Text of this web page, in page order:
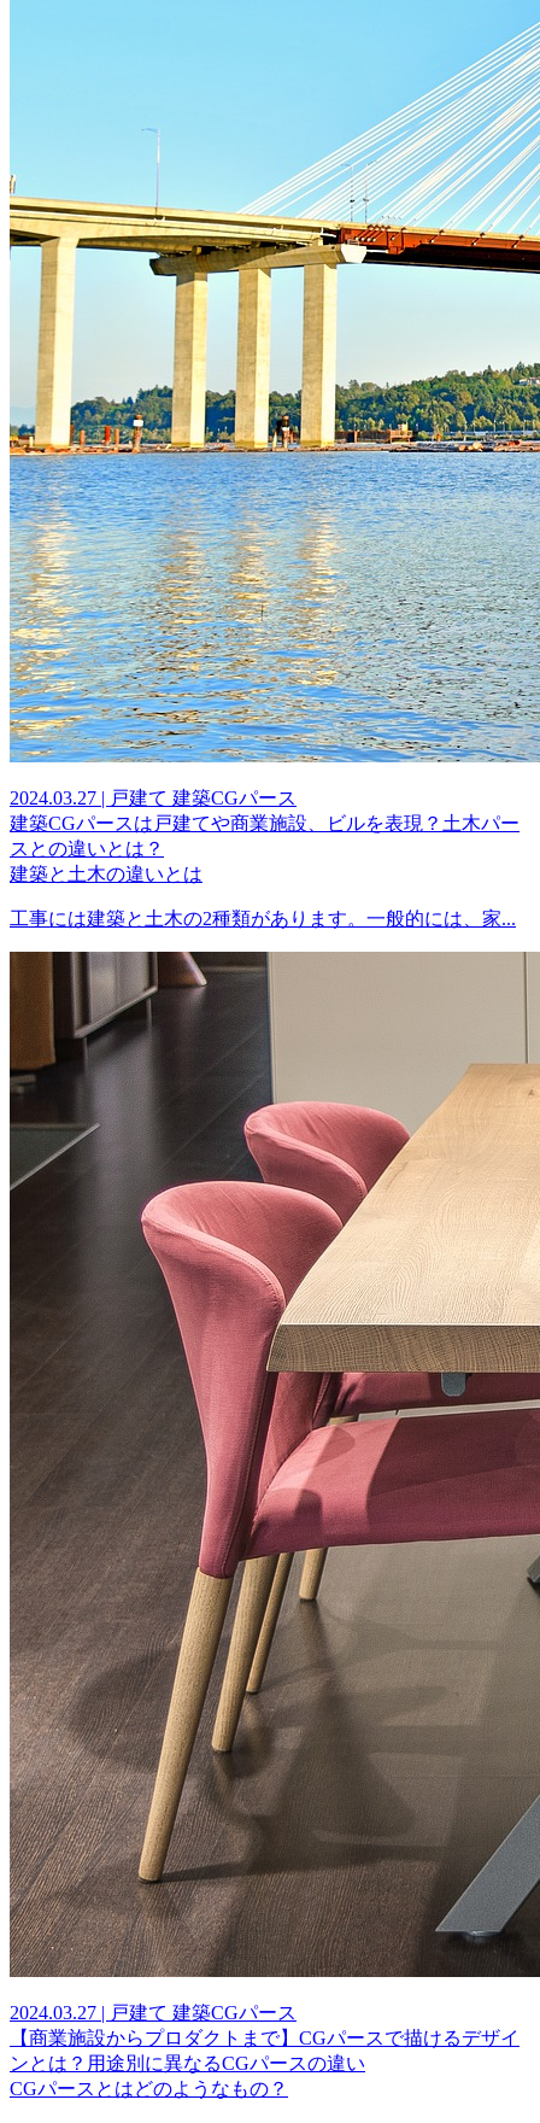
2024.03.27 | 戸建て 建築CGパース
建築CGパースは戸建てや商業施設、ビルを表現？土木パー
スとの違いとは？
建築と土木の違いとは
工事には建築と土木の2種類があります。一般的には、家...
2024.03.27 | 戸建て 建築CGパース
【商業施設からプロダクトまで】CGパースで描けるデザイ
ンとは？用途別に異なるCGパースの違い
CGパースとはどのようなもの？